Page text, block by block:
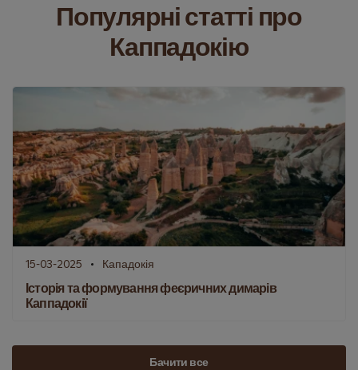
Популярні статті про
Каппадокію
15-03-2025 Кападокія
Історія та формування феєричних димарів
Каппадокії
Бачити все